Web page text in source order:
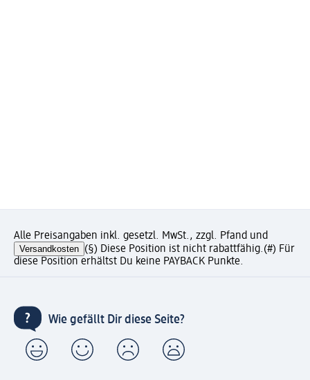
Alle Preisangaben inkl. gesetzl. MwSt., zzgl. Pfand und
Versandkosten (§) Diese Position ist nicht rabattfähig.(#) Für
diese Position erhältst Du keine PAYBACK Punkte.
Wie gefällt Dir diese Seite?